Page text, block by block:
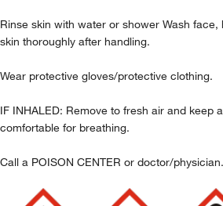
Rinse skin with water or shower Wash
skin thoroughly after handling.
Wear protective gloves/protective clothing.
IF INHALED: Remove to fresh air and keep
comfortable for breathing.
Call a POISON CENTER or doctor/physician.